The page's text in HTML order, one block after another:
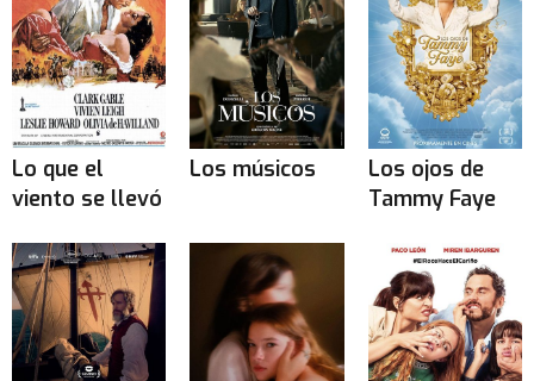
Lo que el
viento se llevó
Los músicos
Los ojos de
Tammy Faye